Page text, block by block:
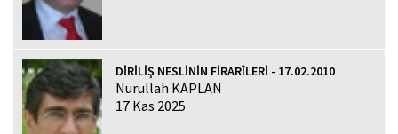
DİRİLİŞ NESLİNİN FİRARÎLERİ - 17.02.2010
Nurullah KAPLAN
17 Kas 2025